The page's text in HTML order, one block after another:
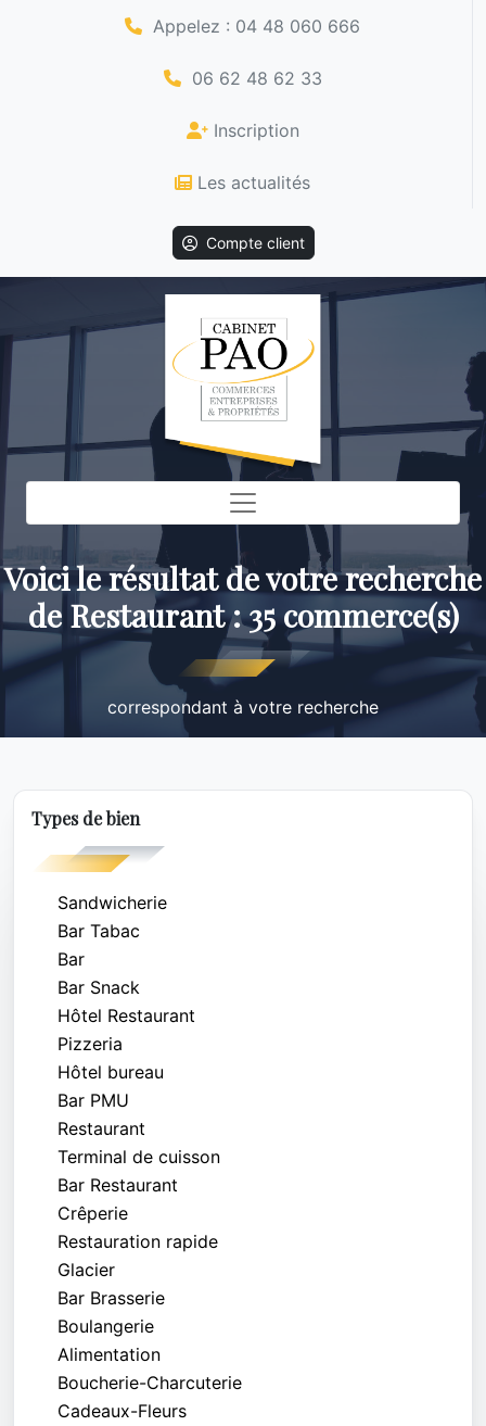
Appelez : 04 48 060 666
06 62 48 62 33
Inscription
Les actualités
Compte client
Toggle navigation
Voici le résultat de votre recherche
de Restaurant : 35 commerce(s)
correspondant à votre recherche
Types de bien
Sandwicherie
Bar Tabac
Bar
Bar Snack
Hôtel Restaurant
Pizzeria
Hôtel bureau
Bar PMU
Restaurant
Terminal de cuisson
Bar Restaurant
Crêperie
Restauration rapide
Glacier
Bar Brasserie
Boulangerie
Alimentation
Boucherie-Charcuterie
Cadeaux-Fleurs